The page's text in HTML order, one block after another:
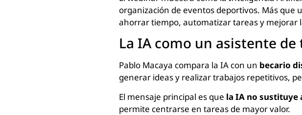
organización de eventos deportivos. Más
ahorrar tiempo, automatizar tareas y mejorar
La IA como un asistente de
Pablo Macaya compara la IA con un becario
generar ideas y realizar trabajos repetitivos,
El mensaje principal es que la IA no sustituye
permite centrarse en tareas de mayor valor.